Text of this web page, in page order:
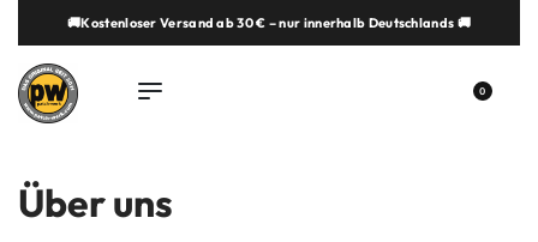
springen🚚Kostenloser Versand ab 30 € – nur innerhalb Deutschlands 🚚
0
Über uns